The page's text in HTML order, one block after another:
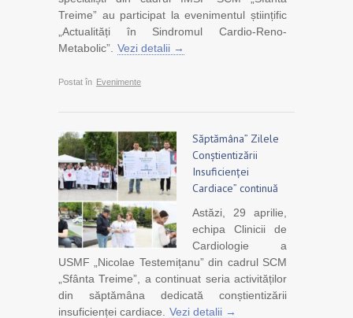
Treime” au participat la evenimentul științific
„Actualități în Sindromul Cardio-Reno-
Metabolic”.
Vezi detalii →
Postat în Evenimente
Săptămâna” Zilele
Conștientizării
Insuficienței
Cardiace” continuă
Astăzi, 29 aprilie,
echipa Clinicii de
Cardiologie a
USMF „Nicolae Testemițanu” din cadrul SCM
„Sfânta Treime”, a continuat seria activităților
din săptămâna dedicată conștientizării
insuficienței cardiace.
Vezi detalii →